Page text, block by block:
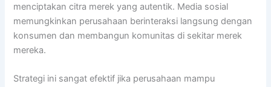
menciptakan citra merek yang autentik. Media sosial
memungkinkan perusahaan berinteraksi langsung dengan
konsumen dan membangun komunitas di sekitar merek
mereka.
Strategi ini sangat efektif jika perusahaan mampu